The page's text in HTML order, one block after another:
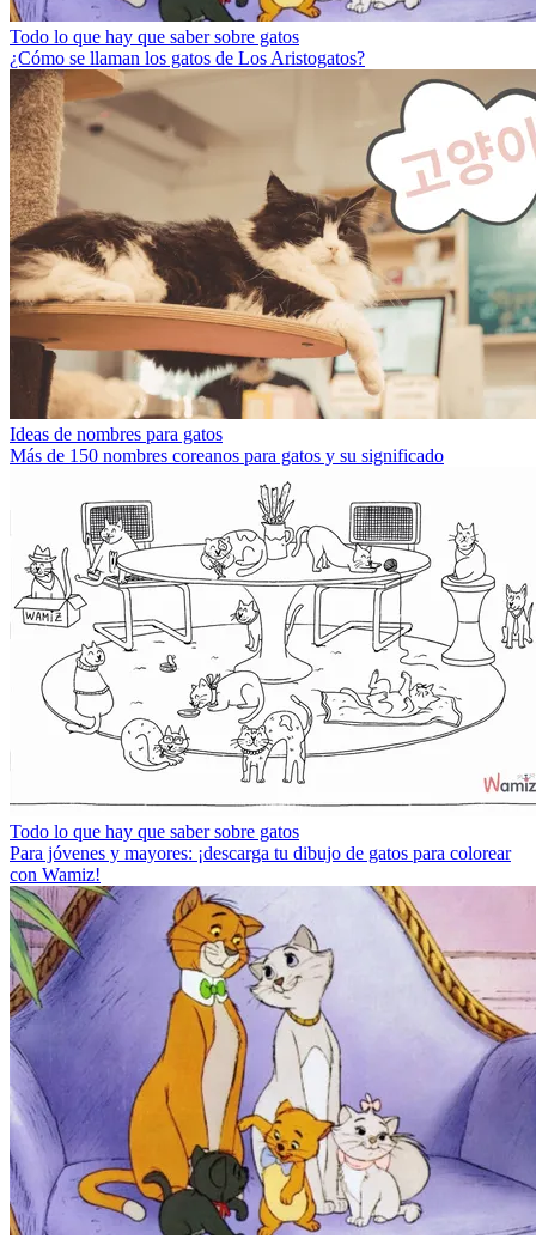
Todo lo que hay que saber sobre gatos
¿Cómo se llaman los gatos de Los Aristogatos?
Ideas de nombres para gatos
Más de 150 nombres coreanos para gatos y su significado
Todo lo que hay que saber sobre gatos
Para jóvenes y mayores: ¡descarga tu dibujo de gatos para colorear
con Wamiz!